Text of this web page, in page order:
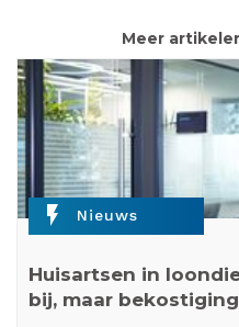
Meer
flash_on Nieuws
Huisartsen in
bij, maar